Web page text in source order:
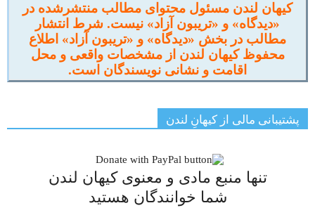
کیهان لندن مسئول محتوای مطالب منتشرشده در
«دیدگاه» و «تریبون آزاد» نیست. شرط انتشار
مطالب در بخش «دیدگاه» و «تریبون آزاد» اطلاع
محفوظ کیهان لندن از مشخصات واقعی و محل
اقامت و نشانی نویسندگان است.
پشتیبانی مالی از کیهانِ لندن
تنها منبع مادی و معنوی کیهان لندن
شما خوانندگان هستید